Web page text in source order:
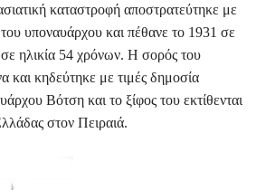
καταστροφή αποστρατεύτηκε με
υποναυάρχου και πέθανε το 1931 σε
ηλικία 54 χρόνων. Η σορός του
και κηδεύτηκε με τιμές δημοσία
Βότση και το ξίφος του εκτίθενται
στον Πειραιά.